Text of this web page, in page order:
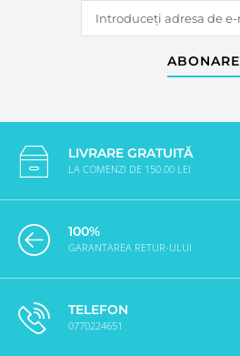
ABONARE
LIVRARE GRATUITĂ
LA COMENZI DE 150.00 LEI
100%
GARANTAREA RETUR-ULUI
TELEFON
0770224651